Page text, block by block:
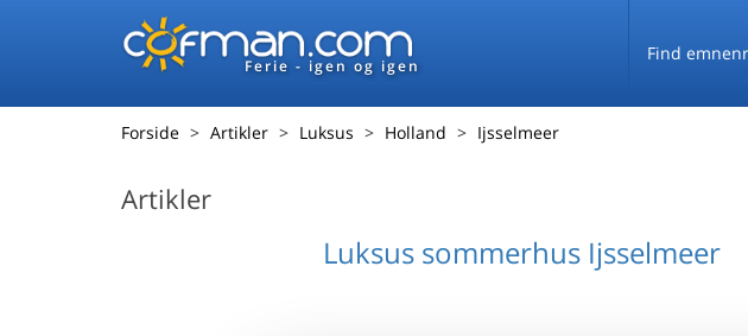
Ferie - igen og igen
Find
Forside Artikler Luksus Holland Ijsselmeer
Artikler
Luksus sommerhus Ijsselmeer